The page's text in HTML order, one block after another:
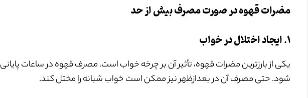
مضرات قهوه در صورت مصرف بیش از حد
۱. ایجاد اختلال در خواب
یکی از بارزترین مضرات قهوه، تأثیر آن بر چرخه خواب است. مصرف قهوه در ساعات
شود. حتی مصرف آن در بعدازظهر نیز ممکن است خواب شبانه را مختل کند.